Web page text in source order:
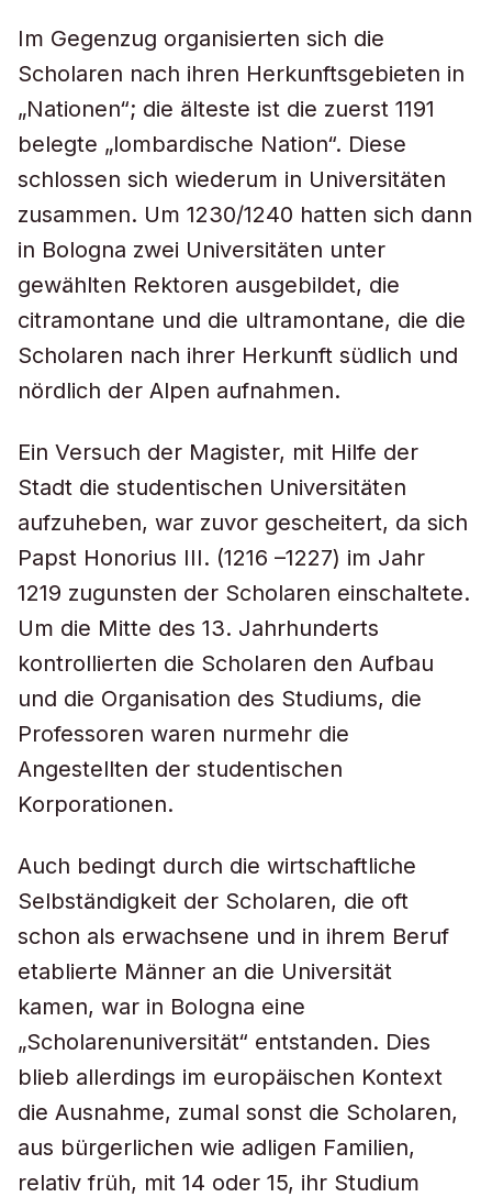
Im Gegenzug organisierten sich die
Scholaren nach ihren Herkunftsgebieten in
„Nationen“; die älteste ist die zuerst 1191
belegte „lombardische Nation“. Diese
schlossen sich wiederum in Universitäten
zusammen. Um 1230/1240 hatten sich dann
in Bologna zwei Universitäten unter
gewählten Rektoren ausgebildet, die
citramontane und die ultramontane, die die
Scholaren nach ihrer Herkunft südlich und
nördlich der Alpen aufnahmen.
Ein Versuch der Magister, mit Hilfe der
Stadt die studentischen Universitäten
aufzuheben, war zuvor gescheitert, da sich
Papst Honorius III. (1216 –1227) im Jahr
1219 zugunsten der Scholaren einschaltete.
Um die Mitte des 13. Jahrhunderts
kontrollierten die Scholaren den Aufbau
und die Organisation des Studiums, die
Professoren waren nurmehr die
Angestellten der studentischen
Korporationen.
Auch bedingt durch die wirtschaftliche
Selbständigkeit der Scholaren, die oft
schon als erwachsene und in ihrem Beruf
etablierte Männer an die Universität
kamen, war in Bologna eine
„Scholarenuniversität“ entstanden. Dies
blieb allerdings im europäischen Kontext
die Ausnahme, zumal sonst die Scholaren,
aus bürgerlichen wie adligen Familien,
relativ früh, mit 14 oder 15, ihr Studium